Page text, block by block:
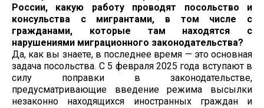
России, какую работу проводят посольство и
консульства с мигрантами, в том числе с
гражданами, которые там находятся с
нарушениями миграционного законодательства?
Да, как вы знаете, в последнее время — это основная
задача посольства. С 5 февраля 2025 года вступают в
силу поправки в законодательстве,
предусматривающие введение режима высылки
незаконно находящихся иностранных граждан и